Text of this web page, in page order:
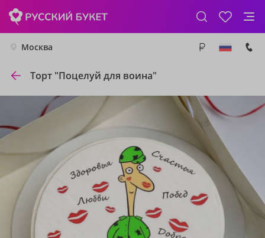
Москва
Торт "Поцелуй для воина"